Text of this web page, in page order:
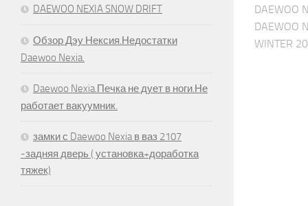
DAEWOO
DAEWOO
WINTER
DAEWOO NEXIA SNOW DRIFT
Обзор Дэу Нексия.Недостатки
Daewoo Nexia.
Daewoo Nexia.Печка не дует в ноги.Не
работает вакуумник.
замки с Daewoo Nexia в ваз 2107
-задняя дверь ( установка+доработка
тяжек)